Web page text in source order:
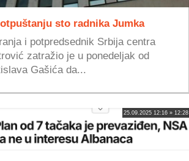
sto radnika Jumka
i potpredsednik Srbija centra
zatražio je u ponedeljak od
Gašića da...
25.09.2025 12:16 » 12:28